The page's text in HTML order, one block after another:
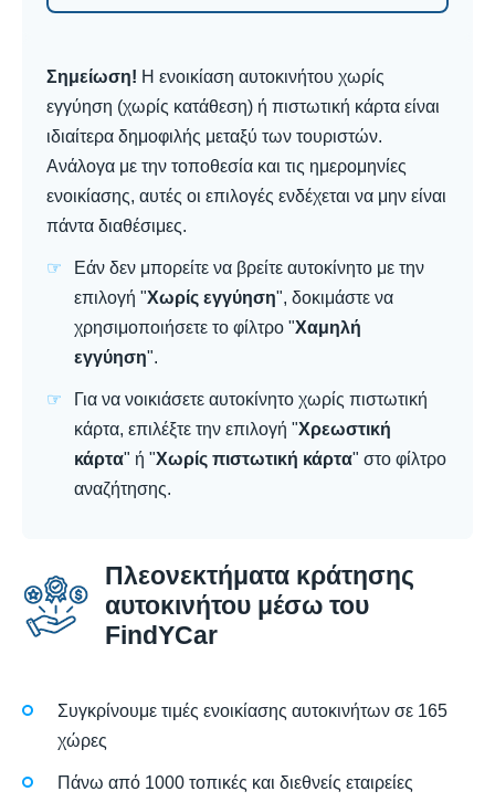
Σημείωση! Η ενοικίαση αυτοκινήτου χωρίς
εγγύηση (χωρίς κατάθεση) ή πιστωτική κάρτα είναι
ιδιαίτερα δημοφιλής μεταξύ των τουριστών.
Ανάλογα με την τοποθεσία και τις ημερομηνίες
ενοικίασης, αυτές οι επιλογές ενδέχεται να μην είναι
πάντα διαθέσιμες.
Εάν δεν μπορείτε να βρείτε αυτοκίνητο με την
επιλογή "Χωρίς εγγύηση", δοκιμάστε να
χρησιμοποιήσετε το φίλτρο "Χαμηλή
εγγύηση".
Για να νοικιάσετε αυτοκίνητο χωρίς πιστωτική
κάρτα, επιλέξτε την επιλογή "Χρεωστική
κάρτα" ή "Χωρίς πιστωτική κάρτα" στο φίλτρο
αναζήτησης.
Πλεονεκτήματα κράτησης
αυτοκινήτου μέσω του
FindYCar
Συγκρίνουμε τιμές ενοικίασης αυτοκινήτων σε 165
χώρες
Πάνω από 1000 τοπικές και διεθνείς εταιρείες